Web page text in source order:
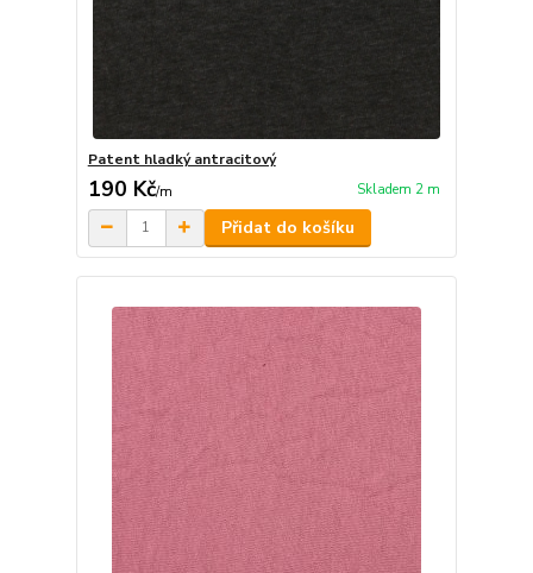
Patent hladký antracitový
190 Kč/m Skladem 2 m
Přidat do košíku